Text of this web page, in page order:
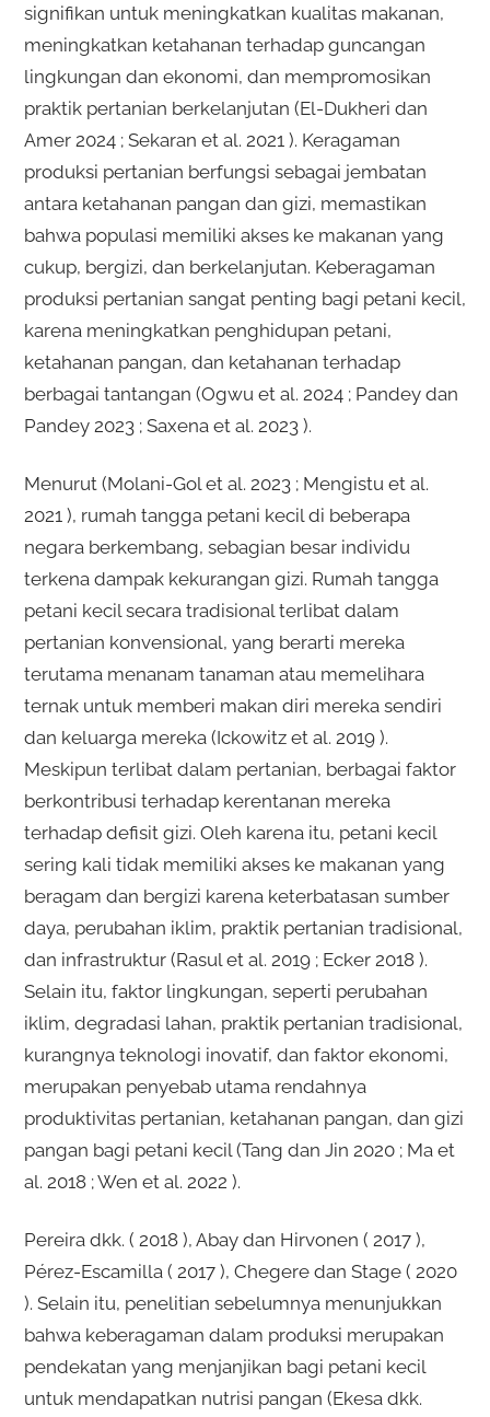
signifikan untuk meningkatkan kualitas makanan,
meningkatkan ketahanan terhadap guncangan
lingkungan dan ekonomi, dan mempromosikan
praktik pertanian berkelanjutan (El-Dukheri dan
Amer 2024 ; Sekaran et al. 2021 ). Keragaman
produksi pertanian berfungsi sebagai jembatan
antara ketahanan pangan dan gizi, memastikan
bahwa populasi memiliki akses ke makanan yang
cukup, bergizi, dan berkelanjutan. Keberagaman
produksi pertanian sangat penting bagi petani kecil,
karena meningkatkan penghidupan petani,
ketahanan pangan, dan ketahanan terhadap
berbagai tantangan (Ogwu et al. 2024 ; Pandey dan
Pandey 2023 ; Saxena et al. 2023 ).
Menurut (Molani-Gol et al. 2023 ; Mengistu et al.
2021 ), rumah tangga petani kecil di beberapa
negara berkembang, sebagian besar individu
terkena dampak kekurangan gizi. Rumah tangga
petani kecil secara tradisional terlibat dalam
pertanian konvensional, yang berarti mereka
terutama menanam tanaman atau memelihara
ternak untuk memberi makan diri mereka sendiri
dan keluarga mereka (Ickowitz et al. 2019 ).
Meskipun terlibat dalam pertanian, berbagai faktor
berkontribusi terhadap kerentanan mereka
terhadap defisit gizi. Oleh karena itu, petani kecil
sering kali tidak memiliki akses ke makanan yang
beragam dan bergizi karena keterbatasan sumber
daya, perubahan iklim, praktik pertanian tradisional,
dan infrastruktur (Rasul et al. 2019 ; Ecker 2018 ).
Selain itu, faktor lingkungan, seperti perubahan
iklim, degradasi lahan, praktik pertanian tradisional,
kurangnya teknologi inovatif, dan faktor ekonomi,
merupakan penyebab utama rendahnya
produktivitas pertanian, ketahanan pangan, dan gizi
pangan bagi petani kecil (Tang dan Jin 2020 ; Ma et
al. 2018 ; Wen et al. 2022 ).
Pereira dkk. ( 2018 ), Abay dan Hirvonen ( 2017 ),
Pérez-Escamilla ( 2017 ), Chegere dan Stage ( 2020
). Selain itu, penelitian sebelumnya menunjukkan
bahwa keberagaman dalam produksi merupakan
pendekatan yang menjanjikan bagi petani kecil
untuk mendapatkan nutrisi pangan (Ekesa dkk.